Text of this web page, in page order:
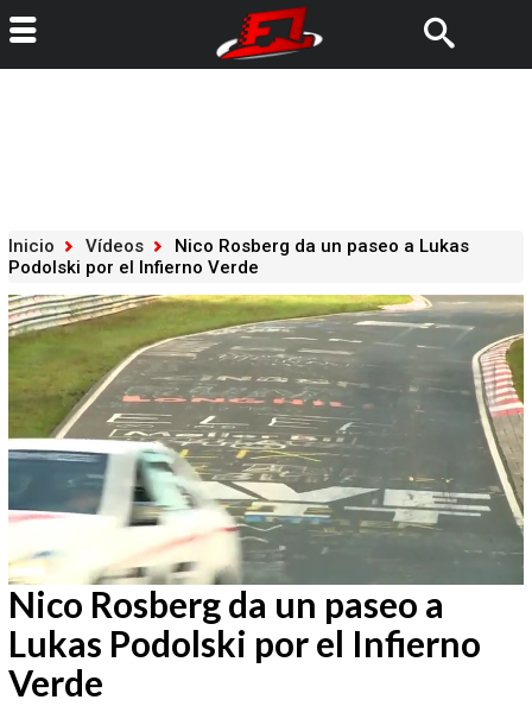
Inicio Vídeos
Nico Rosberg da un paseo a Lukas
Podolski por el Infierno Verde
Unmute
Loaded:
56.19%
Nico Rosberg da un paseo a
Lukas Podolski por el Infierno
Verde